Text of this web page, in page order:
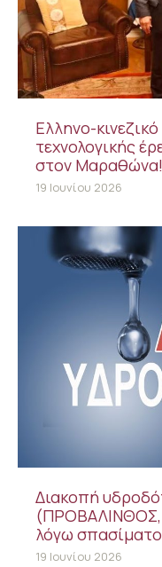
Ελληνο-
τεχνολογικής
στον Μαραθώνα!
19 Ιουνίου 2026
Διακοπή
λόγω
19 Ιουνίου 2026